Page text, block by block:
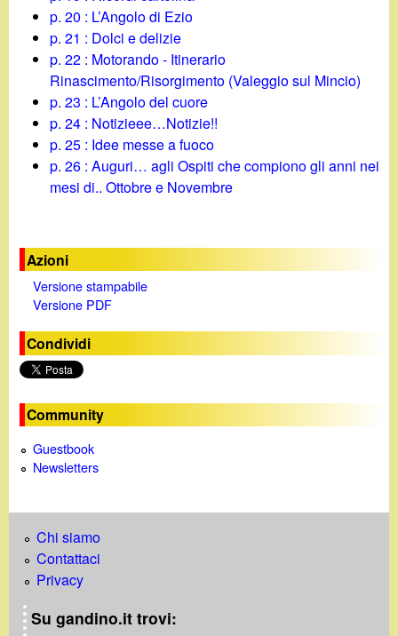
p. 20 : L’Angolo di Ezio
p. 21 : Dolci e delizie
p. 22 : Motorando - Itinerario
Rinascimento/Risorgimento (Valeggio sul Mincio)
p. 23 : L’Angolo del cuore
p. 24 : Notizieee…Notizie!!
p. 25 : Idee messe a fuoco
p. 26 : Auguri… agli Ospiti che compiono gli anni nei
mesi di.. Ottobre e Novembre
Azioni
Versione stampabile
Versione PDF
Condividi
Community
Guestbook
Newsletters
Chi siamo
Contattaci
Privacy
Su gandino.it trovi: